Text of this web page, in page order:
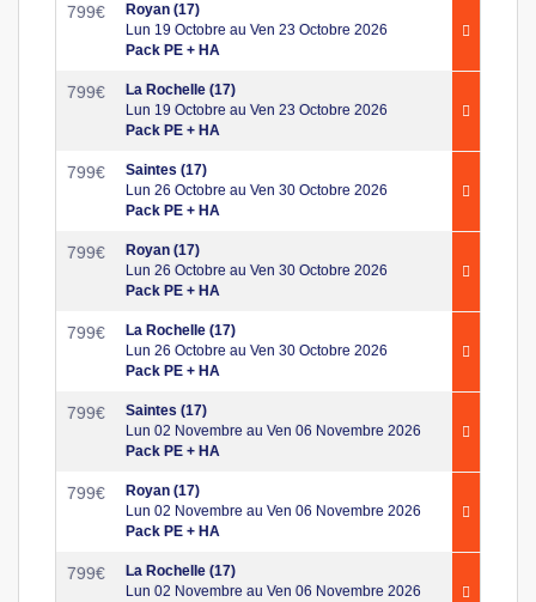
799€
Royan (17)
Lun 19 Octobre au Ven 23 Octobre 2026
Pack PE + HA
799€
La Rochelle (17)
Lun 19 Octobre au Ven 23 Octobre 2026
Pack PE + HA
799€
Saintes (17)
Lun 26 Octobre au Ven 30 Octobre 2026
Pack PE + HA
799€
Royan (17)
Lun 26 Octobre au Ven 30 Octobre 2026
Pack PE + HA
799€
La Rochelle (17)
Lun 26 Octobre au Ven 30 Octobre 2026
Pack PE + HA
799€
Saintes (17)
Lun 02 Novembre au Ven 06 Novembre 2026
Pack PE + HA
799€
Royan (17)
Lun 02 Novembre au Ven 06 Novembre 2026
Pack PE + HA
799€
La Rochelle (17)
Lun 02 Novembre au Ven 06 Novembre 2026